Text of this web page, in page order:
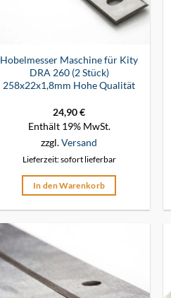
Hobelmesser Maschine für Kity
DRA 260 (2 Stück)
258x22x1,8mm Hohe Qualität
24,90€
Enthält 19% MwSt.
zzgl.Versand
Lieferzeit: sofort lieferbar
In den Warenkorb